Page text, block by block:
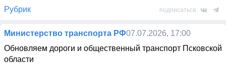
Рубрик подписаться:
Министерство транспорта РФ07.07.2026, 17:00
Обновляем дороги и общественный транспорт Псковской
области